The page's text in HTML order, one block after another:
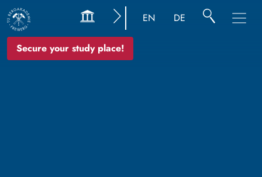
Secure your study place!
EN DE